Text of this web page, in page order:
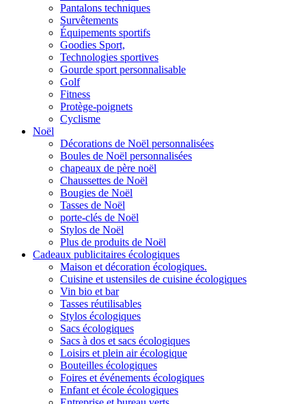
Pantalons techniques
Survêtements
Équipements sportifs
Goodies Sport,
Technologies sportives
Gourde sport personnalisable
Golf
Fitness
Protège-poignets
Cyclisme
Noël
Décorations de Noël personnalisées
Boules de Noël personnalisées
chapeaux de père noël
Chaussettes de Noël
Bougies de Noël
Tasses de Noël
porte-clés de Noël
Stylos de Noël
Plus de produits de Noël
Cadeaux publicitaires écologiques
Maison et décoration écologiques.
Cuisine et ustensiles de cuisine écologiques
Vin bio et bar
Tasses réutilisables
Stylos écologiques
Sacs écologiques
Sacs à dos et sacs écologiques
Loisirs et plein air écologique
Bouteilles écologiques
Foires et événements écologiques
Enfant et école écologiques